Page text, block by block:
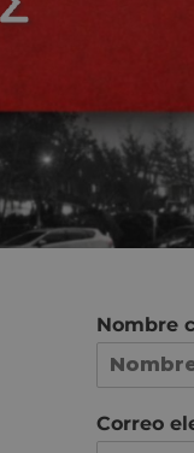
Nombre
o
m
Correo